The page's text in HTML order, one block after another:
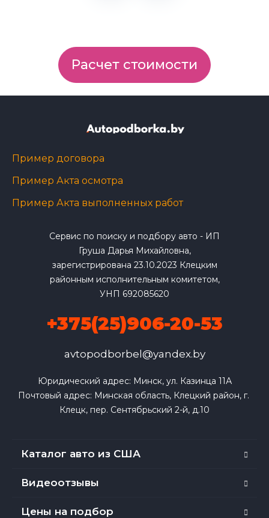
Расчет стоимости
Пример договора
Пример Акта осмотра
Пример Акта выполненных работ
Сервис по поиску и подбору авто - ИП
Груша Дарья Михайловна,
зарегистрирована 23.10.2023 Клецким
районным исполнительным комитетом,
УНП 692085620
+375(25)906-20-53
avtopodborbel@yandex.by
Юридический адрес: Минск, ул. Казинца 11А
Почтовый адрес: Минская область, Клецкий район, г.
Клецк, пер. Сентябрьский 2-й, д.10
Каталог авто из США
Видеоотзывы
Цены на подбор